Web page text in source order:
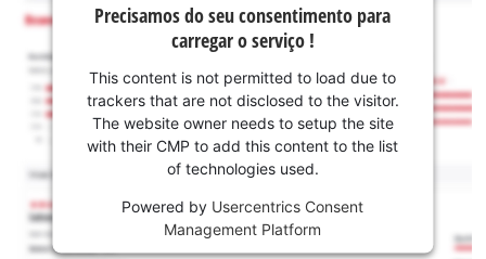
Precisamos do seu consentimento para
carregar o serviço !
This content is not permitted to load due to
trackers that are not disclosed to the visitor.
The website owner needs to setup the site
with their CMP to add this content to the list
of technologies used.
Powered by Usercentrics Consent
Management Platform